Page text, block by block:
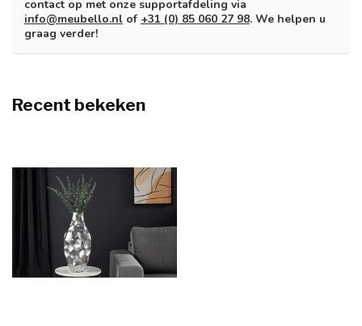
contact op met onze supportafdeling via
info@meubello.nl of +31 (0) 85 060 27 98. We helpen u
graag verder!
Recent bekeken